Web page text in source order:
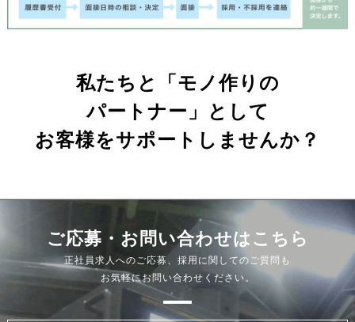
私たちと「モノ作りの
パートナー」として
お客様をサポートしませんか？
ご応募・お問い合わせはこちら
正社員求人へのご応募、採用に関してのご質問も
お気軽にお問い合わせください。